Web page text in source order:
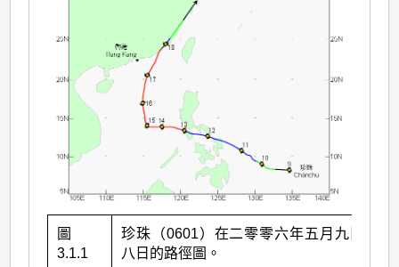
圖
3.1.1
珍珠（0601）在二零零六年五月九日至十
八日的路徑圖。